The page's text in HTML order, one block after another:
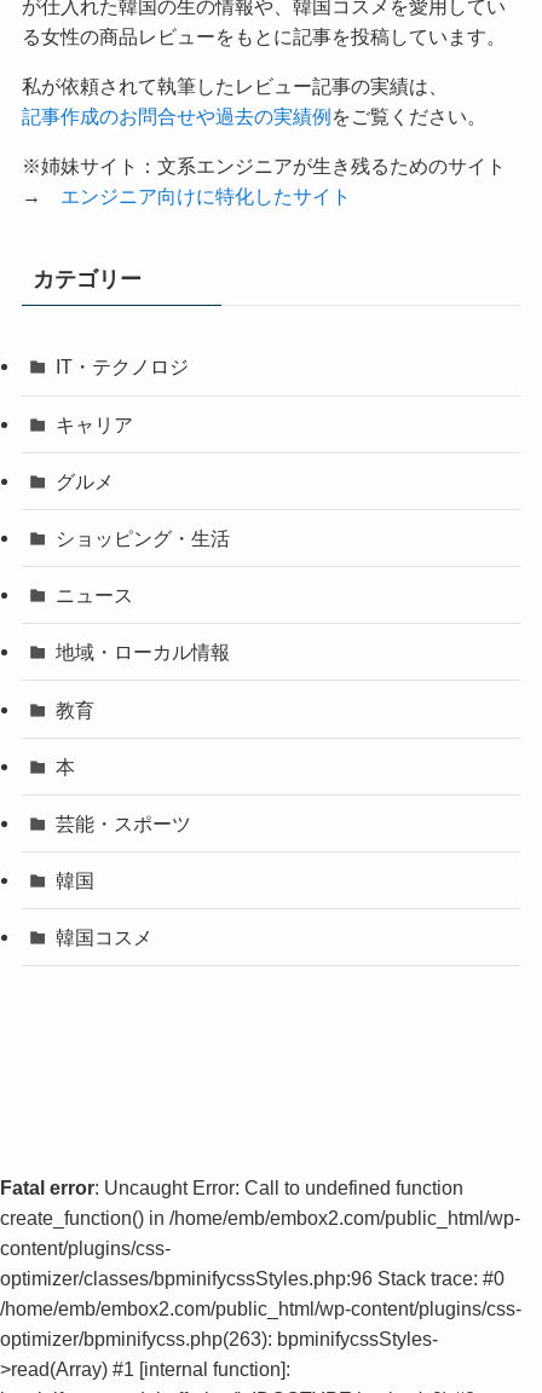
が仕入れた韓国の生の情報や、韓国コスメを愛用してい
る女性の商品レビューをもとに記事を投稿しています。
私が依頼されて執筆したレビュー記事の実績は、
記事作成のお問合せや過去の実績例をご覧ください。
※姉妹サイト：文系エンジニアが生き残るためのサイト
→ エンジニア向けに特化したサイト
カテゴリー
IT・テクノロジ
キャリア
グルメ
ショッピング・生活
ニュース
地域・ローカル情報
教育
本
芸能・スポーツ
韓国
韓国コスメ
Fatal error: Uncaught Error: Call to undefined function
create_function() in /home/emb/embox2.com/public_html/wp-
content/plugins/css-
optimizer/classes/bpminifycssStyles.php:96 Stack trace: #0
/home/emb/embox2.com/public_html/wp-content/plugins/css-
optimizer/bpminifycss.php(263): bpminifycssStyles-
>read(Array) #1 [internal function]: